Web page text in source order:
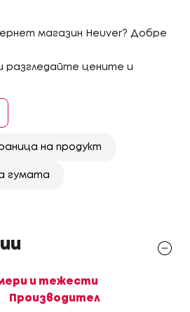
магазин Heuver? Добре
разгледайте цените и
на продукт
гумата
и тежести
Производител